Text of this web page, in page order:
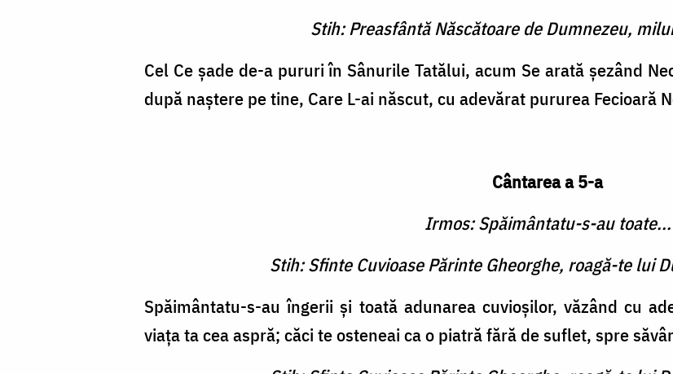
Stih: Preasfântă Născătoare de Dumnezeu,
Cel Ce şade de-a pururi în Sânurile Tatălui, acum Se arată şezând
după naştere pe tine, Care L-ai născut, cu adevărat pururea Fecioară
Cântarea a 5-a
Irmos: Spăimântatu-s-au toate...
Stih: Sfinte Cuvioase Părinte Gheorghe, roagă-te lui
Spăimântatu-s-au îngerii şi toată adunarea cuvioşilor, văzând cu
viaţa ta cea aspră; căci te osteneai ca o piatră fără de suflet, spre